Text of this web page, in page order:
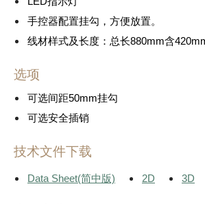
手控器配置挂勾，方便放置。
线材样式及长度：总长880mm含
选项
可选间距50mm挂勾
可选安全插销
技术文件下载
Data Sheet(简中版) 2D 3D